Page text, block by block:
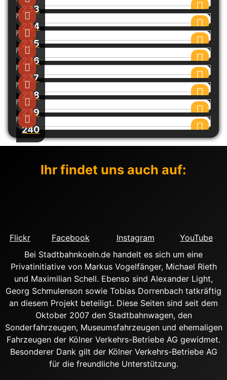
233
234
235
236
237
238
239
240
Ihr findet uns auch auf:
Flickr Facebook Instagram
YouTube
Bei Stadtbahnkoeln.de handelt es sich um eine
Privatinitiative von Markus Vogelfänger, Michael Rieth
und Maximilian Schell. Ebenso sind Alexander Light,
Georg Schmulenson sowie Tobias Dorrenbach tatkräftig
an diesem Projekt beteiligt. Diese Seiten sind seit dem
Oktober 2007 den Stadtbahnwagen, den
Sonderfahrzeugen, Museumsfahrzeugen und ehemaligen
Fahrzeugen der Kölner Verkehrs-Betriebe AG gewidmet.
Besonderer Dank gilt der Kölner Verkehrs-Betriebe AG
für die freundliche Unterstützung.